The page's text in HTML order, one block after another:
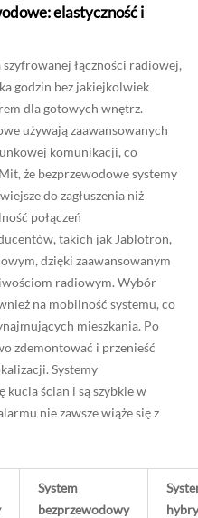
elastyczność i
łączności radiowej,
godzin bez jakiejkolwiek
dla gotowych wnętrz.
używają zaawansowanych
komunikacji, co
że bezprzewodowe systemy
do zagłuszenia niż
połączeń
takich jak Jablotron,
dzięki zaawansowanym
radiowym. Wybór
na mobilność systemu, co
mieszkania. Po
zdemontować i przenieść
Systemy
ścian i są szybkie w
nie zawsze wiąże się z
System
bezprzewodowy